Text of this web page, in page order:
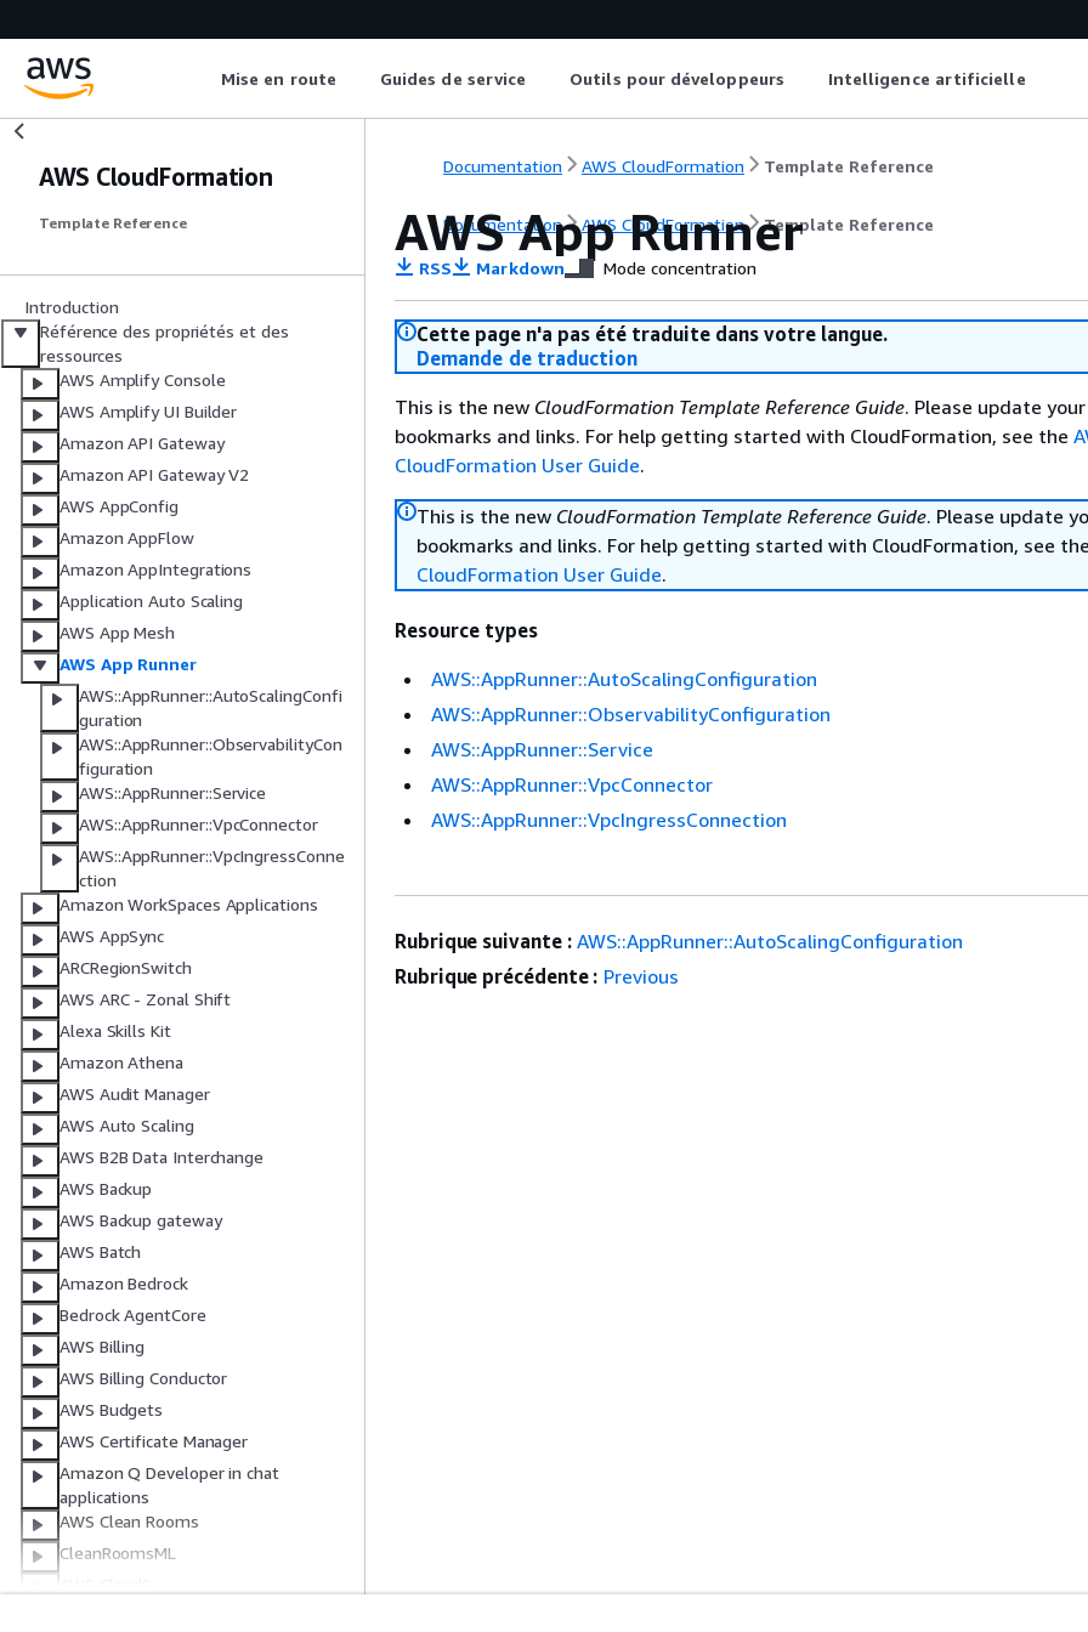
Mise en route Guides de service Outils pour développeurs Intelligence artificielle
AWS CloudFormation
Template Reference
Introduction
Référence des propriétés et des
ressources
AWS Amplify Console
AWS Amplify UI Builder
Amazon API Gateway
Amazon API Gateway V2
AWS AppConfig
Amazon AppFlow
Amazon AppIntegrations
Application Auto Scaling
AWS App Mesh
AWS App Runner
AWS::AppRunner::AutoScalingConfi
guration
AWS::AppRunner::ObservabilityCon
figuration
AWS::AppRunner::Service
AWS::AppRunner::VpcConnector
AWS::AppRunner::VpcIngressConne
ction
Amazon WorkSpaces Applications
AWS AppSync
ARCRegionSwitch
AWS ARC - Zonal Shift
Alexa Skills Kit
Amazon Athena
AWS Audit Manager
AWS Auto Scaling
AWS B2B Data Interchange
AWS Backup
AWS Backup gateway
AWS Batch
Amazon Bedrock
Bedrock AgentCore
AWS Billing
AWS Billing Conductor
AWS Budgets
AWS Certificate Manager
Amazon Q Developer in chat
applications
AWS Clean Rooms
CleanRoomsML
Documentation AWS CloudFormation Template Reference
Documentation AWS CloudFormation Template Reference
AWS App Runner
RSS Markdown Mode concentration
Cette page n'a pas été traduite dans votre langue.
Demande de traduction
This is the new CloudFormation Template Reference Guide. Please update your
bookmarks and links. For help getting started with CloudFormation, see the
CloudFormation User Guide.
This is the new CloudFormation Template Reference Guide. Please update
bookmarks and links. For help getting started with CloudFormation, see the
CloudFormation User Guide.
Resource types
AWS::AppRunner::AutoScalingConfiguration
AWS::AppRunner::ObservabilityConfiguration
AWS::AppRunner::Service
AWS::AppRunner::VpcConnector
AWS::AppRunner::VpcIngressConnection
Rubrique suivante : AWS::AppRunner::AutoScalingConfiguration
Rubrique précédente : Previous